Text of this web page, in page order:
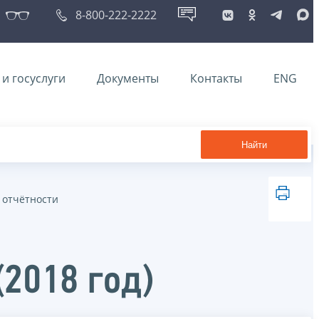
8-800-222-2222
госуслуги Документы Контакты ENG
Найти
год)